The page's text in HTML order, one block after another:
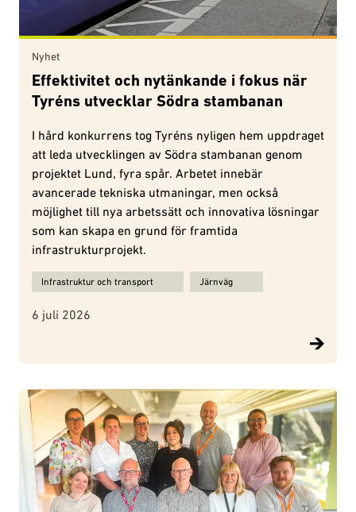
Nyhet
Effektivitet och nytänkande i fokus när
Tyréns utvecklar Södra stambanan
I hård konkurrens tog Tyréns nyligen hem uppdraget
att leda utvecklingen av Södra stambanan genom
projektet Lund, fyra spår. Arbetet innebär
avancerade tekniska utmaningar, men också
möjlighet till nya arbetssätt och innovativa lösningar
som kan skapa en grund för framtida
infrastrukturprojekt.
Ämnen för Effektivitet och nytänkande i fokus när Tyréns
Infrastruktur och transport Järnväg
6 juli 2026